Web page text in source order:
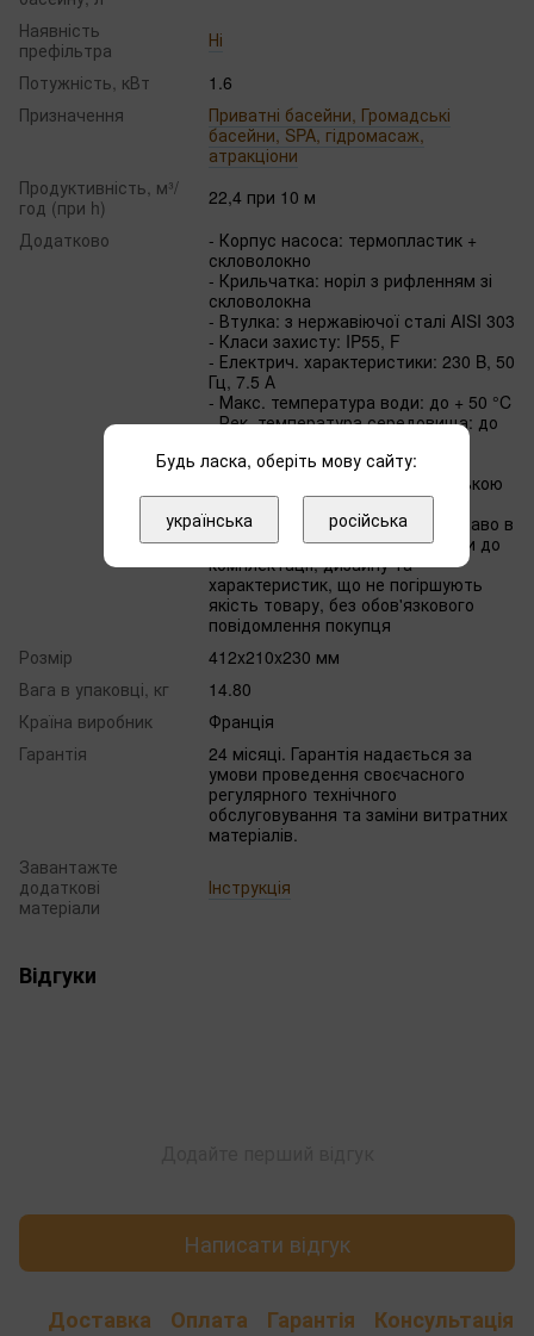
Наявність
префільтра
Ні
Потужність, кВт
1.6
Призначення
Приватні басейни, Громадські
басейни, SPA, гідромасаж,
атракціони
Продуктивність, м³/
год (при h)
22,4 при 10 м
Додатково
- Корпус насоса: термопластик +
скловолокно
- Крильчатка: норіл з рифленням зі
скловолокна
- Втулка: з нержавіючої сталі AISI 303
- Класи захисту: IP55, F
- Електрич. характеристики: 230 B, 50
Гц, 7.5 А
- Макс. температура води: до + 50 °C
- Рек. температура середовища: до
- Діапазон шуму (10 м): 65 дБ
- Придатний для роботи з морською
водою: частково
- Виробник залишає за собою право в
будь-який момент вносити зміни до
комплектації, дизайну та
характеристик, що не погіршують
якість товару, без обов'язкового
повідомлення покупця
Розмір
412x210x230 мм
Вага в упаковці, кг
14.80
Країна виробник
Франція
Гарантія
24 місяці. Гарантія надається за
умови проведення своєчасного
регулярного технічного
обслуговування та заміни витратних
матеріалів.
Завантажте
додаткові
матеріали
Інструкція
Відгуки
Написати відгук
Доставка Оплата Гарантія Консультація
Будь ласка, оберіть мову сайту:
українська російська